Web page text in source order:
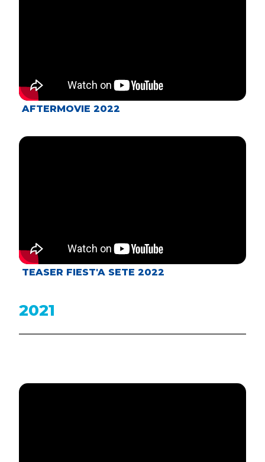
AFTERMOVIE 2022
TEASER FIEST'A SETE 2022
2021